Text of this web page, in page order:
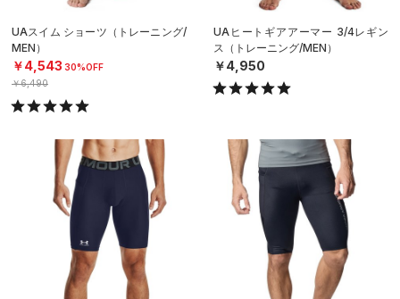
UAスイム ショーツ（トレーニング/
MEN）
￥4,543 30%OFF
￥6,490
UAヒートギアアーマー 3/4レギン
ス（トレーニング/MEN）
￥4,950